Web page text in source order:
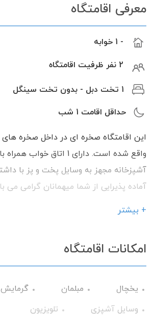
معرفی اقامتگاه
- 1 خوابه
2 نفر ظرفیت اقامتگاه
1 تخت دبل - بدون تخت سینگل
حداقل اقامت 1 شب
این اقامتگاه صخره ای در داخل صخره های
آشپزخانه مجهز به وسایل پخت و پز با
آماده پذیرایی از شما میهمانان گرامی می
+ بیشتر
امکانات اقامتگاه
یخچال مبلمان
گرمایش
وسایل آشپزی
تلویزیون